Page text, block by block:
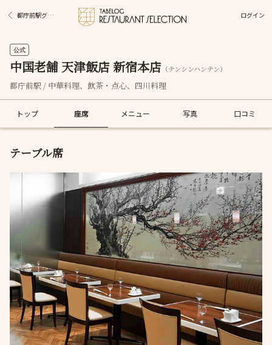
都庁前駅グルメ ログイン
公式
中国老舗 天津飯店 新宿本店 （テンシンハンテン）
都庁前駅 / 中華料理、飲茶・点心、四川料理
トップ 座席 メニュー 写真 口コミ
テーブル席